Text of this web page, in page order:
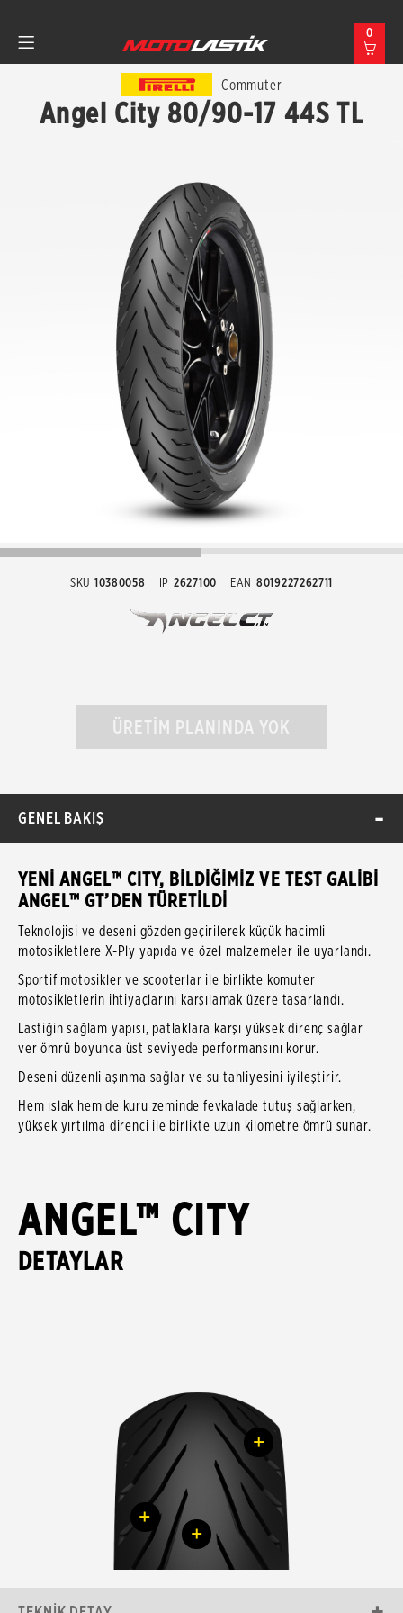
0
Commuter
Angel City 80/90-17 44S TL
SKU 10380058 IP 2627100 EAN 8019227262711
ÜRETİM PLANINDA YOK
GENEL BAKIŞ
YENİ ANGEL™ CITY, BİLDİĞİMİZ VE TEST GALİBİ
ANGEL™ GT’DEN TÜRETİLDİ
Teknolojisi ve deseni gözden geçirilerek küçük hacimli
motosikletlere X-Ply yapıda ve özel malzemeler ile uyarlandı.
Sportif motosikler ve scooterlar ile birlikte komuter
motosikletlerin ihtiyaçlarını karşılamak üzere tasarlandı.
Lastiğin sağlam yapısı, patlaklara karşı yüksek direnç sağlar
ver ömrü boyunca üst seviyede performansını korur.
Deseni düzenli aşınma sağlar ve su tahliyesini iyileştirir.
Hem ıslak hem de kuru zeminde fevkalade tutuş sağlarken,
yüksek yırtılma direnci ile birlikte uzun kilometre ömrü sunar.
ANGEL™ CITY
DETAYLAR
+
+
+